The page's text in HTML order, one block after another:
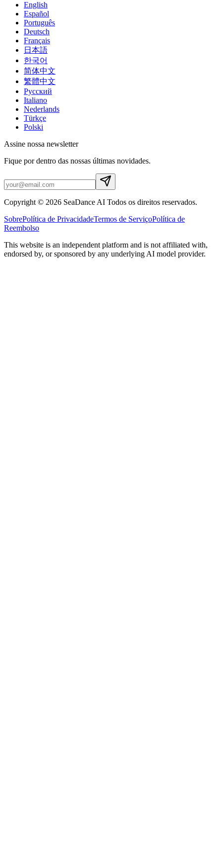
English
Español
Português
Deutsch
Français
日本語
한국어
简体中文
繁體中文
Русский
Italiano
Nederlands
Türkçe
Polski
Assine nossa newsletter
Fique por dentro das nossas últimas novidades.
Copyright © 2026 SeaDance AI Todos os direitos reservados.
SobrePolítica de PrivacidadeTermos de ServiçoPolítica de
Reembolso
This website is an independent platform and is not affiliated with,
endorsed by, or sponsored by any underlying AI model provider.